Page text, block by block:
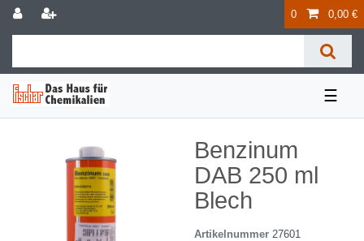
0 0,00 €
☰
Benzinum
DAB 250 ml
Blech
Artikelnummer 27601